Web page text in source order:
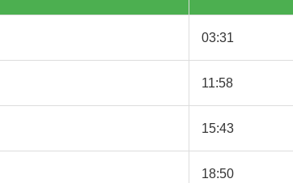
03:31
11:58
15:43
18:50